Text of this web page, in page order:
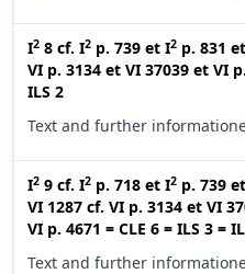
I2 8 cf. I2 p. 739 et I2 p. 831 et
VI p. 3134 et VI 37039 et VI
ILS 2
Text and further
I2 9 cf. I2 p. 718 et I2 p. 739 et
VI 1287 cf. VI p. 3134 et VI
VI p. 4671 = CLE 6 = ILS 3 =
Text and further